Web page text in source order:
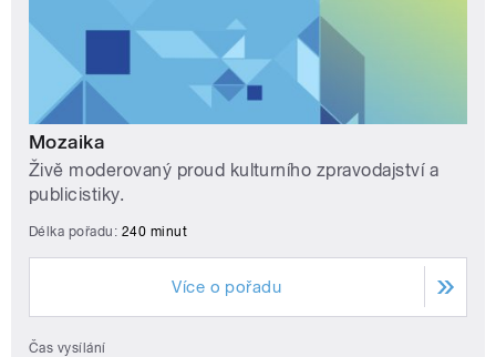
Mozaika
Živě moderovaný proud kulturního zpravodajství a
publicistiky.
Délka pořadu: 240 minut
Více o pořadu
Čas vysílání